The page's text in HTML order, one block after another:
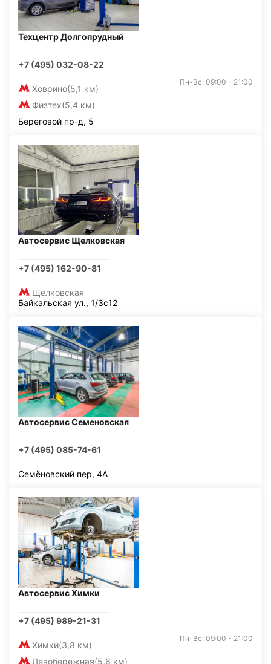
Техцентр Долгопрудный
+7 (495) 032-08-22
Ховрино(5,1 км)
Физтех(5,4 км)
Пн-Вс: 09:00 - 21:00
Береговой пр-д, 5
Автосервис Щелковская
+7 (495) 162-90-81
Щелковская
Байкальская ул., 1/3с12
Автосервис Семеновская
+7 (495) 085-74-61
Семёновский пер, 4А
Автосервис Химки
+7 (495) 989-21-31
Химки(3,8 км)
Левобережная(5,6 км)
Пн-Вс: 09:00 - 21:00